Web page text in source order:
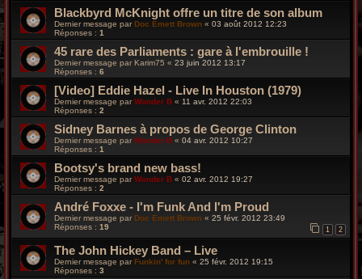
Blackbyrd McKnight offre un titre de son album
Dernier message parDoc Emett Brown « 03 août 2012 12:23
Réponses : 1
45 rare des Parliaments : gare à l'embrouille !
Dernier message par Karim75 « 23 juin 2012 13:17
Réponses : 6
[Video] Eddie Hazel - Live In Houston (1979)
Dernier message parWonder B « 11 avr. 2012 22:03
Réponses : 2
Sidney Barnes à propos de George Clinton
Dernier message par Wonder B « 04 avr. 2012 10:27
Réponses : 1
Bootsy's brand new bass!
Dernier message parWonder B « 02 avr. 2012 19:27
Réponses : 2
André Foxxe - I'm Funk And I'm Proud
Dernier message par Doc Emett Brown « 25 févr. 2012 23:49
Réponses : 19 1 2
The John Hickey Band – Live
Dernier message parFunkin' for fun « 25 févr. 2012 19:15
Réponses : 3